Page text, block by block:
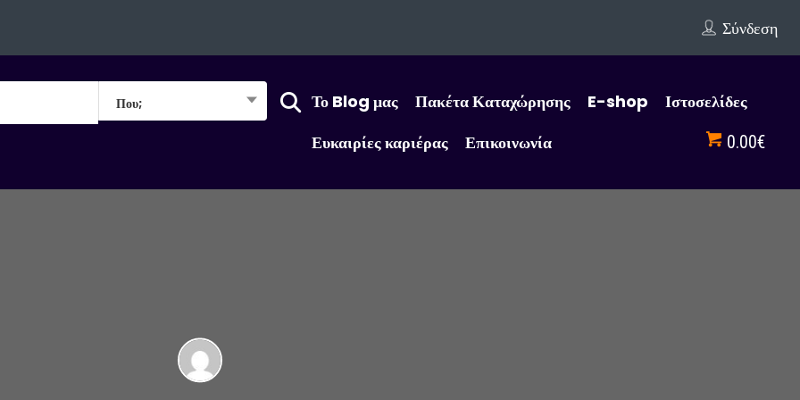
Σύνδεση
Που; Το Blog μας Πακέτα Καταχώρησης E-shop
Ιστοσελίδες
Ευκαιρίες καριέρας
Επικοινωνία 0.00€